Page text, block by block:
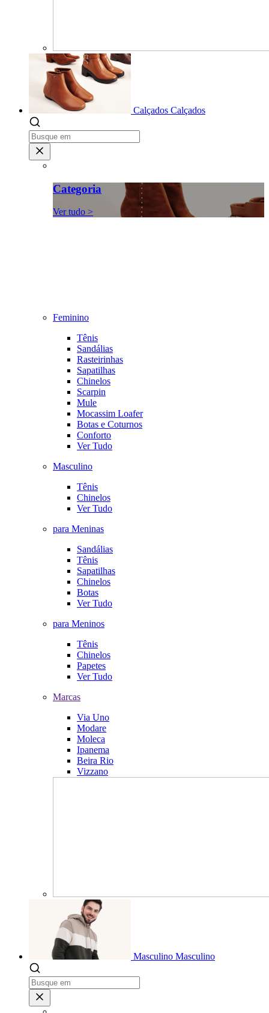
Calçados Calçados
Categoria
Ver tudo >
Feminino
Tênis
Sandálias
Rasteirinhas
Sapatilhas
Chinelos
Scarpin
Mule
Mocassim Loafer
Botas e Coturnos
Conforto
Ver Tudo
Masculino
Tênis
Chinelos
Ver Tudo
para Meninas
Sandálias
Tênis
Sapatilhas
Chinelos
Botas
Ver Tudo
para Meninos
Tênis
Chinelos
Papetes
Ver Tudo
Marcas
Via Uno
Modare
Moleca
Ipanema
Beira Rio
Vizzano
Masculino Masculino